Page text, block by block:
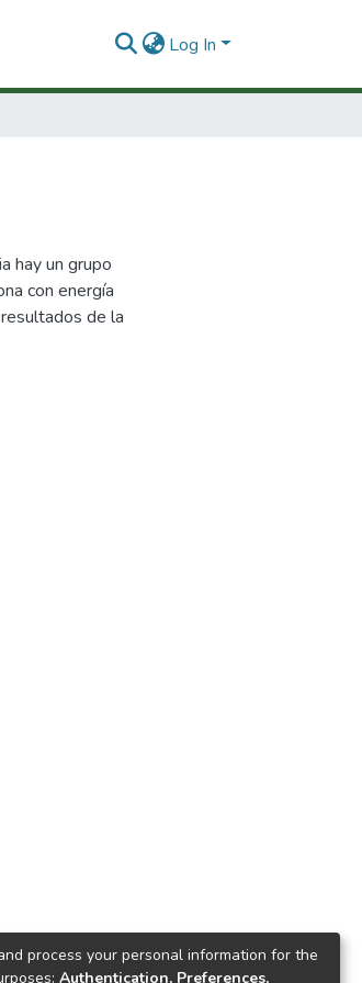
Log In
hay un grupo
con energía
de la
process your personal information for the
Authentication, Preferences,